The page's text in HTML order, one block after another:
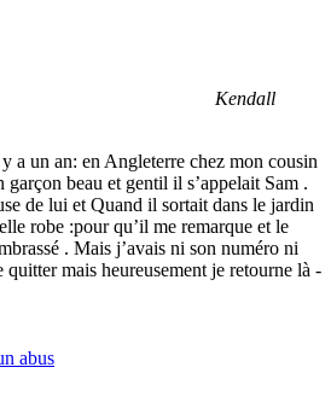
Kendall
a un an: en Angleterre chez mon cousin
beau et gentil il s’appelait Sam .
de lui et Quand il sortait dans le jardin
robe :pour qu’il me remarque et le
. Mais j’avais ni son numéro ni
quitter mais heureusement je retourne là -
abus